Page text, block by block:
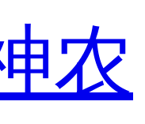
农